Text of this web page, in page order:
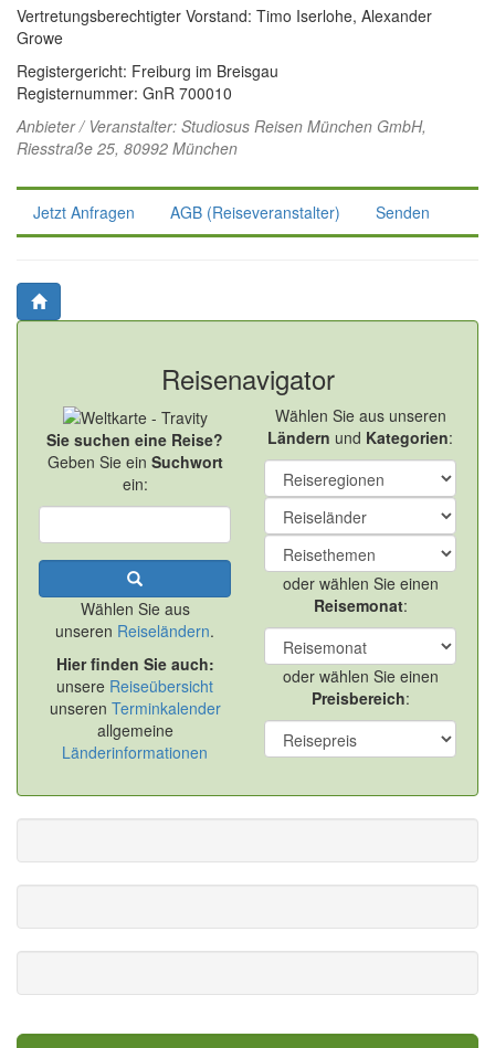
Vertretungsberechtigter Vorstand: Timo Iserlohe, Alexander
Growe
Registergericht: Freiburg im Breisgau
Registernummer: GnR 700010
Anbieter / Veranstalter: Studiosus Reisen München GmbH,
Riesstraße 25, 80992 München
Jetzt Anfragen AGB (Reiseveranstalter) Senden
Reisenavigator
Sie suchen eine Reise?
Geben Sie ein Suchwort
ein:
Wählen Sie aus
unseren Reiseländern.
Hier finden Sie auch:
unsere Reiseübersicht
unseren Terminkalender
allgemeine
Länderinformationen
Wählen Sie aus unseren
Ländern und Kategorien:
oder wählen Sie einen
Reisemonat:
oder wählen Sie einen
Preisbereich: